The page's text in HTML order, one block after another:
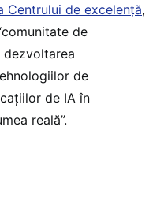
Centrului de excelență,
de
de
de IA în
reală”.